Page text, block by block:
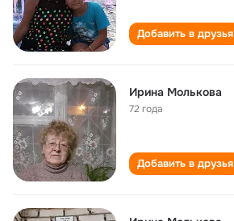
Добавить в друзья
Ирина Молькова
72 года
Добавить в друзья